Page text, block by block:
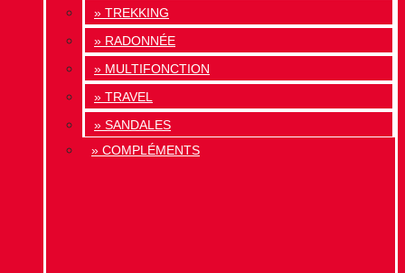
» TREKKING
» RADONNÉE
» MULTIFONCTION
» TRAVEL
» SANDALES
» COMPLÉMENTS